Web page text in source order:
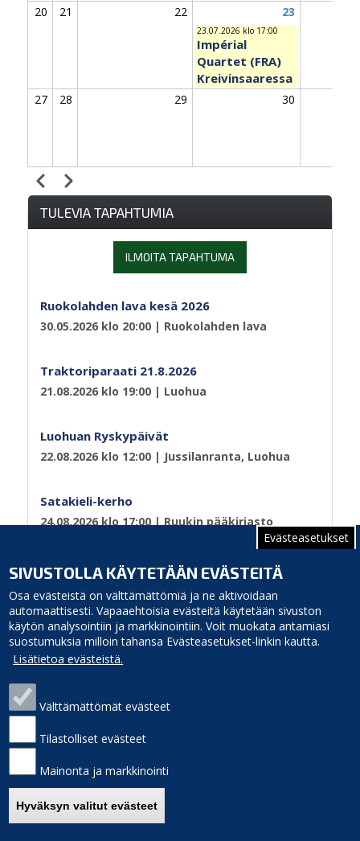
Evästeasetukset
SIVUSTOLLA KÄYTETÄÄN EVÄSTEITÄ
Osa evästeistä on välttämättömiä ja ne aktivoidaan
automaattisesti. Vapaaehtoisia evästeitä käytetään sivuston
käytön analysointiin ja markkinointiin. Voit muokata antamiasi
suostumuksia milloin tahansa Evästeasetukset-linkin kautta.
Lisätietoa evästeistä.
Välttämättömät evästeet
Tilastolliset evästeet
Mainonta ja markkinointi
Hyväksyn valitut evästeet
20 21 22 23
23.07.2026 klo 17:00
Impérial
Quartet (FRA)
Kreivinsaaressa
27 28 29 30
Sivutus
EdellinenSeuraava
TULEVIA TAPAHTUMIA
ILMOITA TAPAHTUMA
Ruokolahden lava kesä 2026
30.05.2026 klo 20:00 | Ruokolahden lava
Traktoriparaati 21.8.2026
21.08.2026 klo 19:00 | Luohua
Luohuan Ryskypäivät
22.08.2026 klo 12:00 | Jussilanranta, Luohua
Satakieli-kerho
24.08.2026 klo 17:00| Ruukin pääkirjasto
Sivu 1
Siikajoen kunta
Virastotie 5A
92400 Ruukki
e-mail: kunnanvirasto(at)siikajoki.fi